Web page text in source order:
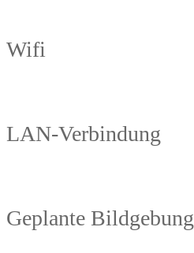
Wifi
LAN-Verbindung
Geplante Bildgebung